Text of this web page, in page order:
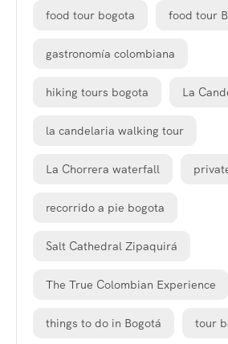
food tour bogota food tour
gastronomía colombiana
hiking tours bogota La
la candelaria walking tour
La Chorrera waterfall
recorrido a pie bogota
Salt Cathedral Zipaquirá
The True Colombian Experience
things to do in Bogotá tour